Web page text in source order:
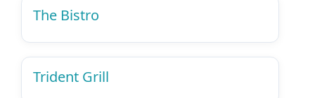
The Bistro
Trident Grill